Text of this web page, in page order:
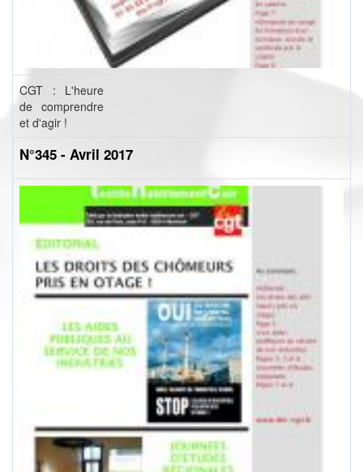
CGT : L'heure
de comprendre
et d'agir !
N°345 - Avril 2017